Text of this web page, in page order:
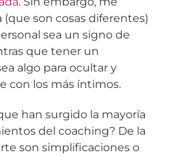
son cosas diferentes)
sea un signo de
que tener un
algo para ocultar y
con los más íntimos.
han surgido la mayoría
del coaching? De la
son simplificaciones o